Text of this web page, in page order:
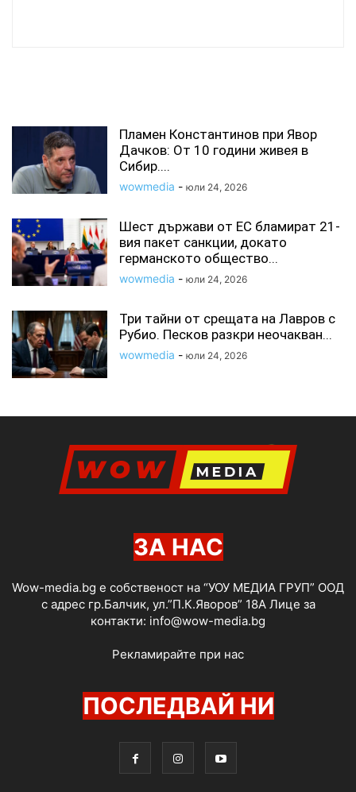
Пламен Константинов при Явор
Дачков: От 10 години живея в
Сибир....
wowmedia - юли 24, 2026
Шест държави от ЕС бламират 21-
вия пакет санкции, докато
германското общество...
wowmedia - юли 24, 2026
Три тайни от срещата на Лавров с
Рубио. Песков разкри неочакван...
wowmedia - юли 24, 2026
ЗА НАС
Wow-media.bg е собственост на “УОУ МЕДИА ГРУП” ООД
с адрес гр.Балчик, ул.”П.К.Яворов” 18А Лице за
контакти: info@wow-media.bg
Рекламирайте при нас
ПОСЛЕДВАЙ НИ